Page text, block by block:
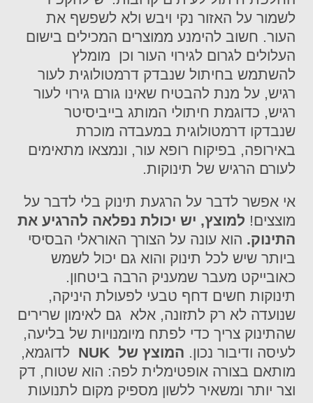
לשמור על האזור נקי ויבש ולא לשפשף את
העור. חשוב להימנע ממוצרים המכילים בישום
העלולים לגרום לגירוי העור וכן מומלץ
להשתמש בחיתול שנבדק דרמטולוגית לעור
רגיש, על מנת להבטיח שאינו גורם גירוי לעור
רגיש, כדוגמת חיתולי המותג בייביסיטר
שנבדקו דרמטולוגית במעבדה מוכרת
באירופה, בפיקוח רופא עור, ונמצאו מתאימים
לעורם הרגיש של תינוקות.
אי אפשר לדבר על הרגעת תינוק בלי לדבר על
מוצצים! למוצץ, יש יכולת נפלאה להרגיע את
התינוק. הוא עונה על הצורך האוראלי הבסיסי
ביותר שיש לכל תינוק והוא גם יכול לשמש
כאובייקט מעבר שמעניק הרבה ביטחון.
תינוקות חשים דחף טבעי לפעולת היניקה,
שנועדה לא רק לתזונה, אלא גם לאימון שרירים
שהתינוק צריך כדי לפתח מיומנויות של בליעה,
לעיסה ודיבור נכון. המוצץ של NUK
לדוגמא,
מותאם בצורה אופטימלית לפה: הוא שטוח, דק
וצר יותר ומשאיר ללשון מספיק מקום לתנועות